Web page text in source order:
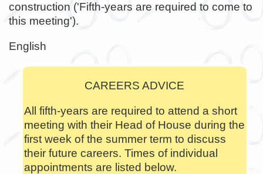
construction ('Fifth-years are required to come to
this meeting').
English
CAREERS ADVICE
All fifth-years are required to attend a short
meeting with their Head of House during the
first week of the summer term to discuss
their future careers. Times of individual
appointments are listed below.